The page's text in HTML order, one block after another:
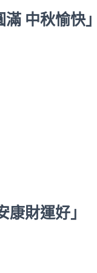
中秋愉快」
財運好」